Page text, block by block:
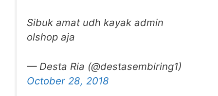
Sibuk amat udh kayak admin
olshop aja
— Desta Ria (@destasembiring1)
October 28, 2018